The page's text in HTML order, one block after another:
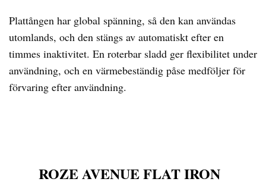
Plattången har global spänning, så den kan användas
utomlands, och den stängs av automatiskt efter en
timmes inaktivitet. En roterbar sladd ger flexibilitet under
användning, och en värmebeständig påse medföljer för
förvaring efter användning.
ROZE AVENUE FLAT IRON